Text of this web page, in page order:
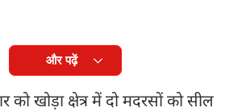
और पढ़ें
खोड़ा क्षेत्र में दो मदरसों को सील